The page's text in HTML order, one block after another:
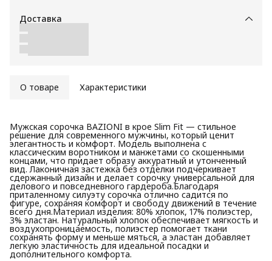
Доставка
О товаре Характеристики
Мужская сорочка BAZIONI в крое Slim Fit — стильное
решение для современного мужчины, который ценит
элегантность и комфорт. Модель выполнена с
классическим воротником и манжетами со скошенными
концами, что придает образу аккуратный и утонченный
вид. Лаконичная застежка без отделки подчеркивает
сдержанный дизайн и делает сорочку универсальной для
делового и повседневного гардероба.Благодаря
приталенному силуэту сорочка отлично садится по
фигуре, сохраняя комфорт и свободу движений в течение
всего дня.Материал изделия: 80% хлопок, 17% полиэстер,
3% эластан. Натуральный хлопок обеспечивает мягкость и
воздухопроницаемость, полиэстер помогает ткани
сохранять форму и меньше мяться, а эластан добавляет
легкую эластичность для идеальной посадки и
дополнительного комфорта.